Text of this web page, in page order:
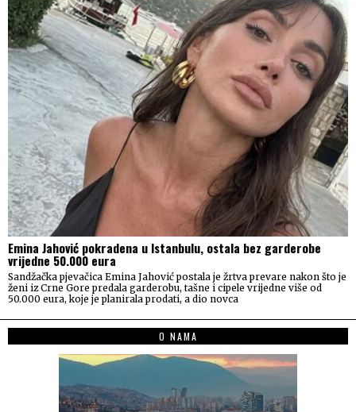
Emina Jahović pokradena u Istanbulu, ostala bez garderobe
vrijedne 50.000 eura
Sandžačka pjevačica Emina Jahović postala je žrtva prevare nakon što je
ženi iz Crne Gore predala garderobu, tašne i cipele vrijedne više od
50.000 eura, koje je planirala prodati, a dio novca
O NAMA